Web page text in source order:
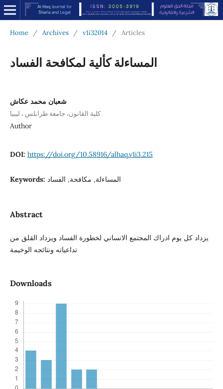
Home / Archives / v1i32014 / Articles
المساءلة كألية لمكافحة الفساد
شعبان محمد عكاش
كلية القانون، جامعة طرابلس ، ليبيا
Author
DOI: https://doi.org/10.58916/alhaq.v1i3.215
Keywords: المساءلة, مكافحة, الفساد
Abstract
يزداد كل يوم ادراك المجتمع الانساني لخطورة الفساد ويزداد القلق من
تداعياته ونتائجه الوخيمة
Downloads